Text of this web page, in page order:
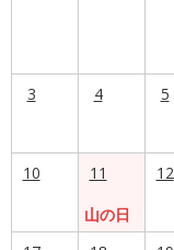
3 4 5
10
11
山の日
12